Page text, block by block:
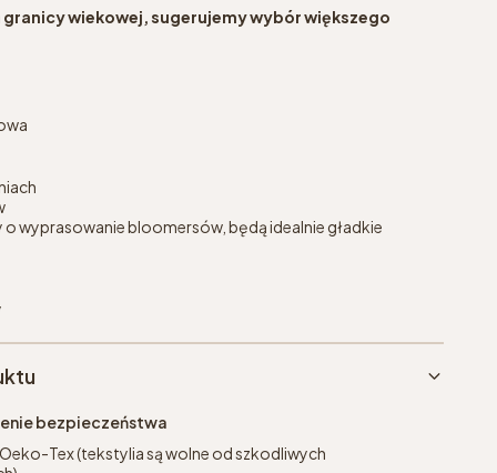
granicy wiekowej, sugerujemy wybór większego
wyprasowanie bloomersów, będą idealnie gładkie
bezpieczeństwa
Tex (tekstylia są wolne od szkodliwych